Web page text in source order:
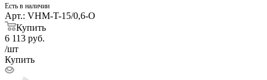
Есть в наличии
Арт.: VHM-T-15/0,6-О
Купить
6 113 руб.
/шт
Купить